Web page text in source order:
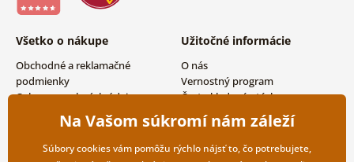
Všetko o nákupe
Obchodné a reklamačné
podmienky
Ochrana osobných údajov
Možnosti dopravy a platby
Vrátenie tovaru
Užitočné informácie
O nás
Vernostný program
Často kladené otázky
Magazín
Kontakty
Veľkoobchodná spolupráca
Na Vašom súkromí nám záleží
Súbory cookies vám pomôžu rýchlo nájsť to, čo potrebujete,